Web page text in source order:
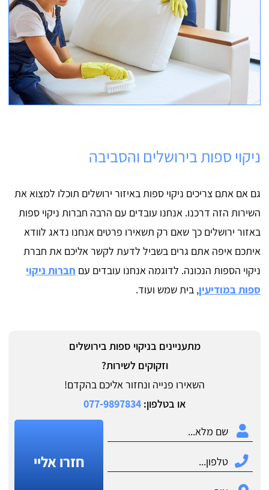
ניקוי ספות בירושלים והסביבה
גם אם אתם צריכים ניקוי ספות באיזור ירושלים תוכלו למצוא את
השירות הזה דרכנו. אנחנו עובדים עם הרבה חברות ניקוי ספות
באזור ירושלים כך שאם רק תשאירו פרטים אנחנו נדאג לוודא
איתכם איפה אתם גרים בשביל לדעת לקשר אליכם את חברת
ניקוי הספות הנכונה. לדוגמה אנחנו עובדים עם חברות ניקוי
ספות במודיעין, בית שמש ועוד.
מתעניינים בניקוי ספות בירושלים
וזקוקים לשירות?
השאירו פנייה ונחזור אליכם בהקדם!
או בטלפון:077-9897834
חזרו אליי